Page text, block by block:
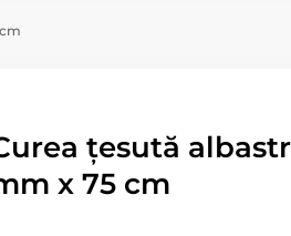
țesută
x 75 cm